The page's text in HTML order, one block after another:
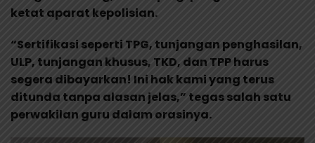
ketat aparat kepolisian.
“Sertifikasi seperti TPG, tunjangan penghasilan,
ULP, tunjangan khusus, TKD, dan TPP harus
segera dibayarkan! Ini hak kami yang terus
ditunda tanpa alasan jelas,” tegas salah satu
perwakilan guru dalam orasinya.